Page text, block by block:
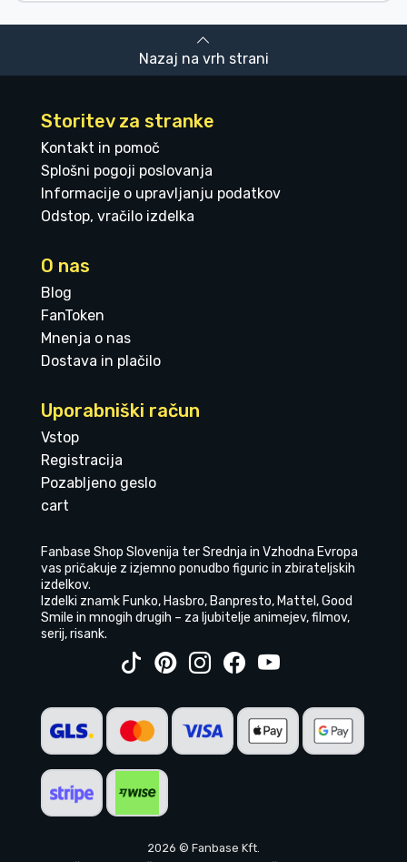
Nazaj na vrh strani
Storitev za stranke
Kontakt in pomoč
Splošni pogoji poslovanja
Informacije o upravljanju podatkov
Odstop, vračilo izdelka
O nas
Blog
FanToken
Mnenja o nas
Dostava in plačilo
Uporabniški račun
Vstop
Registracija
Pozabljeno geslo
cart
Fanbase Shop Slovenija ter Srednja in Vzhodna Evropa
vas pričakuje z izjemno ponudbo figuric in zbirateljskih
izdelkov.
Izdelki znamk Funko, Hasbro, Banpresto, Mattel, Good
Smile in mnogih drugih – za ljubitelje animejev, filmov,
serij, risank.
2026 © Fanbase Kft.